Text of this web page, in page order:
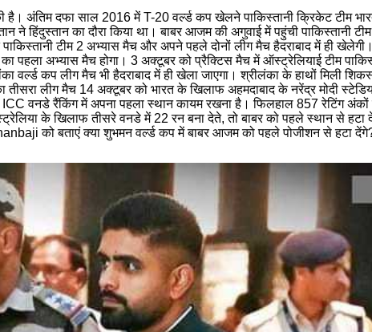
है। अंतिम दफा साल 2016 में T-20 वर्ल्ड कप खेलने पाकिस्तानी क्रिकेट
ने हिंदुस्तान का दौरा किया था। बाबर आजम की अगुवाई में पहुंची पाकिस्तानी टीम
टीम 2 अभ्यास मैच और अपने पहले दोनों लीग मैच हैदराबाद में ही खेलेगी।
पहला अभ्यास मैच होगा। 3 अक्टूबर को प्रैक्टिस मैच में ऑस्ट्रेलियाई टीम
वर्ल्ड कप लीग मैच भी हैदराबाद में ही खेला जाएगा। श्रीलंका के हाथों मिली
तीसरा लीग मैच 14 अक्टूबर को भारत के खिलाफ अहमदाबाद के नरेंद्र मोदी
ICC वनडे रैंकिंग में अपना पहला स्थान कायम रखना है। फिलहाल 857 रेटिंग
के खिलाफ तीसरे वनडे में 22 रन बना देते, तो बाबर को पहले स्थान से हटा
को बताएं क्या शुभमन वर्ल्ड कप में बाबर आजम को पहले पोजीशन से हटा देंगे?